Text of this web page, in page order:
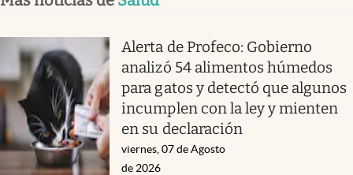
Alerta de Profeco: Gobierno
analizó 54 alimentos húmedos
para gatos y detectó que algunos
incumplen con la ley y mienten
en su declaración
viernes, 07 de Agosto
de 2026